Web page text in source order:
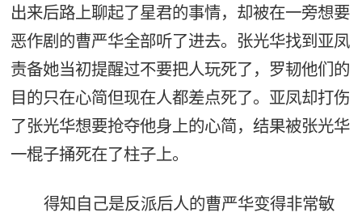
出来后路上聊起了星君的事情，却被在一旁想要
恶作剧的曹严华全部听了进去。张光华找到亚凤
责备她当初提醒过不要把人玩死了，罗韧他们的
目的只在心简但现在人都差点死了。亚凤却打伤
了张光华想要抢夺他身上的心简，结果被张光华
一棍子捅死在了柱子上。
得知自己是反派后人的曹严华变得非常敏